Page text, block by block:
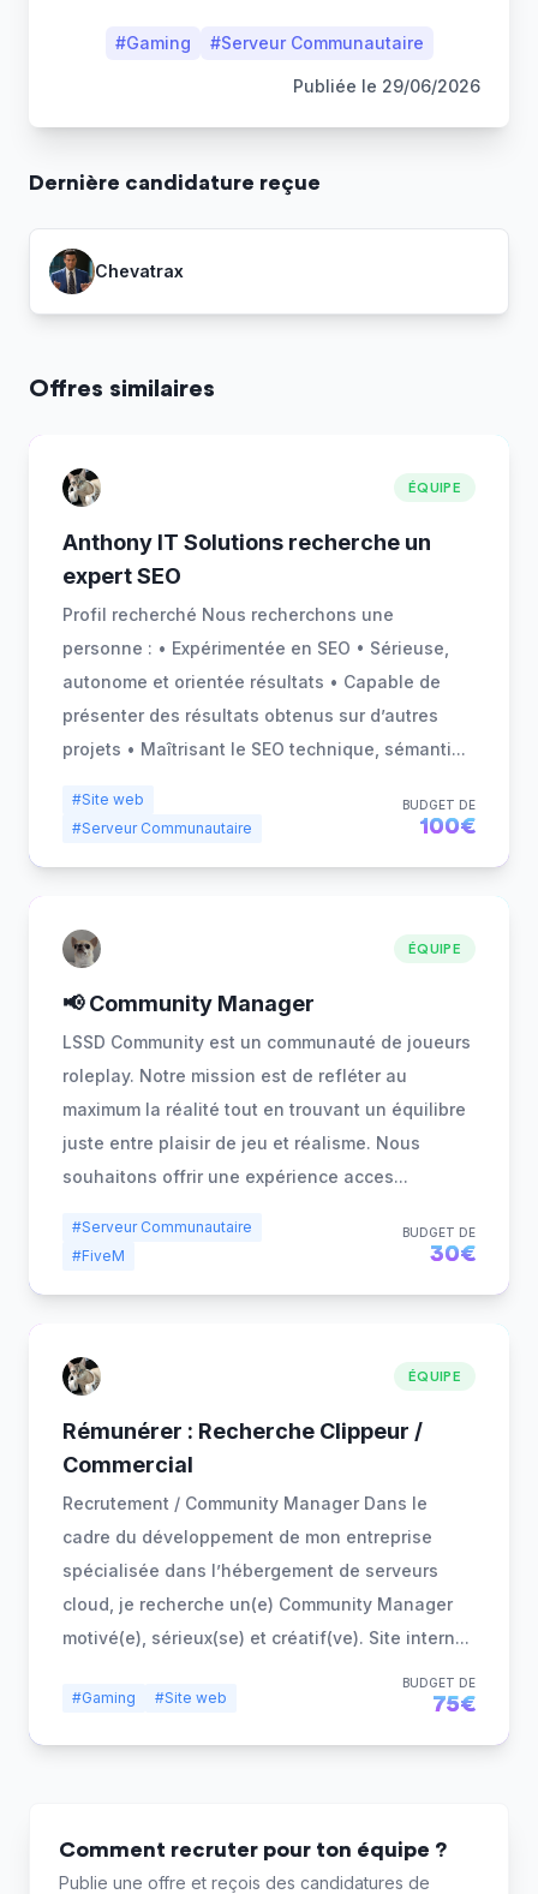
#Gaming #Serveur Communautaire
Publiée le 29/06/2026
Dernière candidature reçue
Chevatrax
Offres similaires
ÉQUIPE
Anthony IT Solutions recherche un
expert SEO
Profil recherché Nous recherchons une
personne : • Expérimentée en SEO • Sérieuse,
autonome et orientée résultats • Capable de
présenter des résultats obtenus sur d’autres
projets • Maîtrisant le SEO technique, sémanti...
#Site web
#Serveur Communautaire
BUDGET DE
100€
ÉQUIPE
📢 Community Manager
LSSD Community est un communauté de joueurs
roleplay. Notre mission est de refléter au
maximum la réalité tout en trouvant un équilibre
juste entre plaisir de jeu et réalisme. Nous
souhaitons offrir une expérience acces...
#Serveur Communautaire
#FiveM
BUDGET DE
30€
ÉQUIPE
Rémunérer : Recherche Clippeur /
Commercial
Recrutement / Community Manager Dans le
cadre du développement de mon entreprise
spécialisée dans l’hébergement de serveurs
cloud, je recherche un(e) Community Manager
motivé(e), sérieux(se) et créatif(ve). Site intern...
#Gaming #Site web
BUDGET DE
75€
Comment recruter pour ton équipe ?
Publie une offre et reçois des candidatures de